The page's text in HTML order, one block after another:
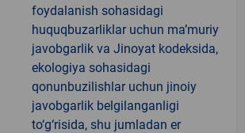
foydalanish sohasidagi
huquqbuzarliklar uchun ma’muriy
javobgarlik va Jinoyat kodeksida,
ekologiya sohasidagi
qonunbuzilishlar uchun jinoiy
javobgarlik belgilanganligi
to‘g‘risida, shu jumladan er